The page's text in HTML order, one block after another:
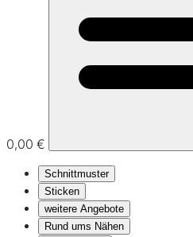
0,00 €
Schnittmuster
Sticken
weitere Angebote
Rund ums Nähen